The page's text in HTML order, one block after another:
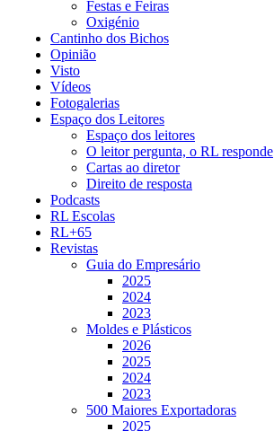
Festas e Feiras
Oxigénio
Cantinho dos Bichos
Opinião
Visto
Vídeos
Fotogalerias
Espaço dos Leitores
Espaço dos leitores
O leitor pergunta, o RL responde
Cartas ao diretor
Direito de resposta
Podcasts
RL Escolas
RL+65
Revistas
Guia do Empresário
2025
2024
2023
Moldes e Plásticos
2026
2025
2024
2023
500 Maiores Exportadoras
2025